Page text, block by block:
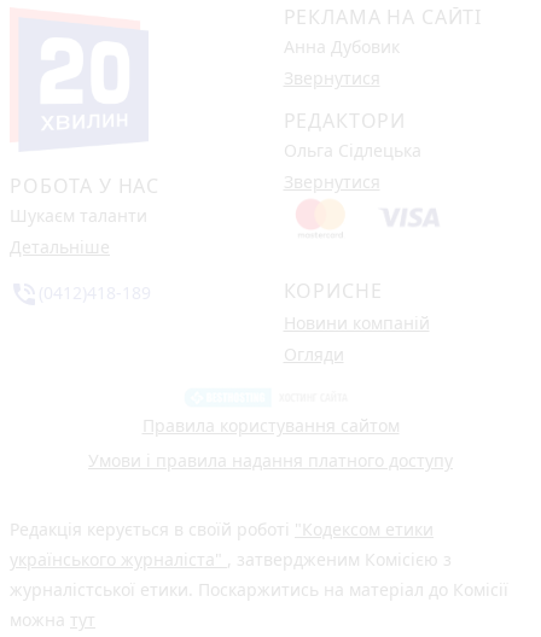
РОБОТА У НАС
Шукаєм таланти
Детальніше
РЕКЛАМА НА САЙТІ
Анна Дубовик
Звернутися
РЕДАКТОРИ
Ольга Сідлецька
Звернутися
КОРИСНЕ
Новини компаній
Огляди
Правила користування сайтом
Умови і правила надання платного доступу
Редакція керується в своїй роботі "Кодексом етики
українського журналіста" , затвердженим Комісією з
журналістської етики. Поскаржитись на матеріал до Комісії
можна тут